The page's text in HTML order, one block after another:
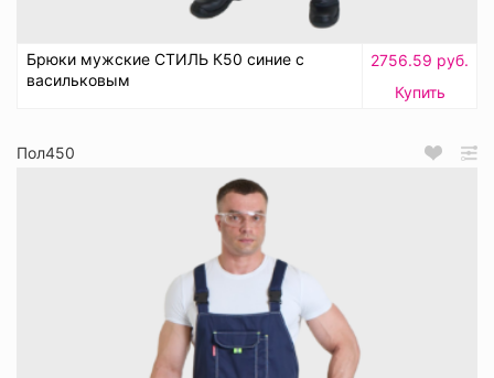
Брюки мужские СТИЛЬ К50 синие с
васильковым
2756.59 руб.
Купить
Пол450